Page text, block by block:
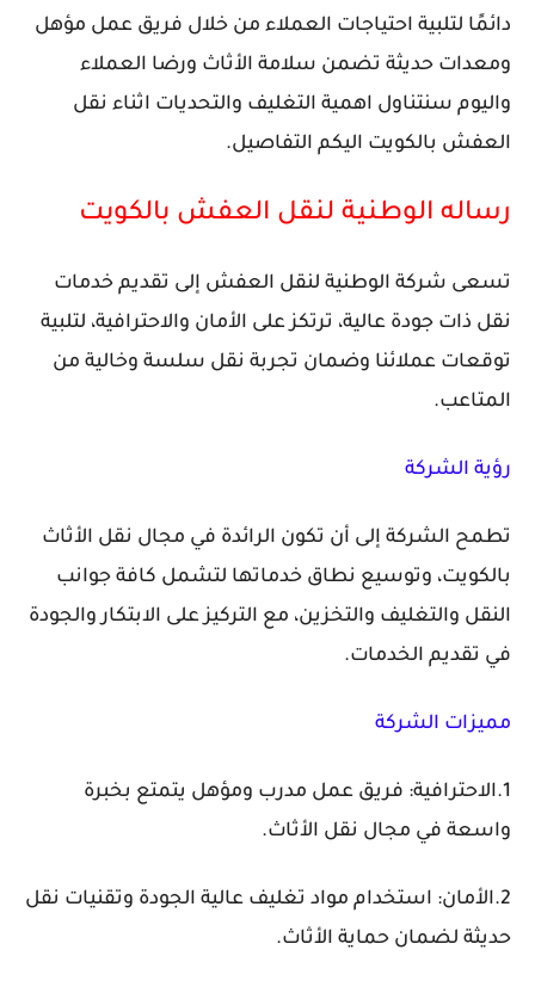
دائمًا لتلبية احتياجات العملاء من خلال فريق عمل مؤهل
ومعدات حديثة تضمن سلامة الأثاث ورضا العملاء
واليوم سنتناول اهمية التغليف والتحديات اثناء نقل
العفش بالكويت اليكم التفاصيل.
رساله الوطنية لنقل العفش بالكويت
تسعى شركة الوطنية لنقل العفش إلى تقديم خدمات
نقل ذات جودة عالية، ترتكز على الأمان والاحترافية، لتلبية
توقعات عملائنا وضمان تجربة نقل سلسة وخالية من
المتاعب.
رؤية الشركة
تطمح الشركة إلى أن تكون الرائدة في مجال نقل الأثاث
بالكويت، وتوسيع نطاق خدماتها لتشمل كافة جوانب
النقل والتغليف والتخزين، مع التركيز على الابتكار والجودة
في تقديم الخدمات.
مميزات الشركة
1.الاحترافية: فريق عمل مدرب ومؤهل يتمتع بخبرة
واسعة في مجال نقل الأثاث.
2.الأمان: استخدام مواد تغليف عالية الجودة وتقنيات نقل
حديثة لضمان حماية الأثاث.